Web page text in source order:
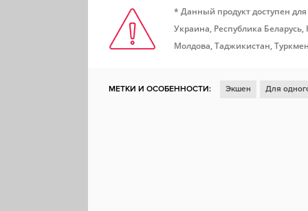
* Данный продукт доступен
Украина, Республика
Молдова, Таджикистан,
МЕТКИ И ОСОБЕННОСТИ: Экшен Для